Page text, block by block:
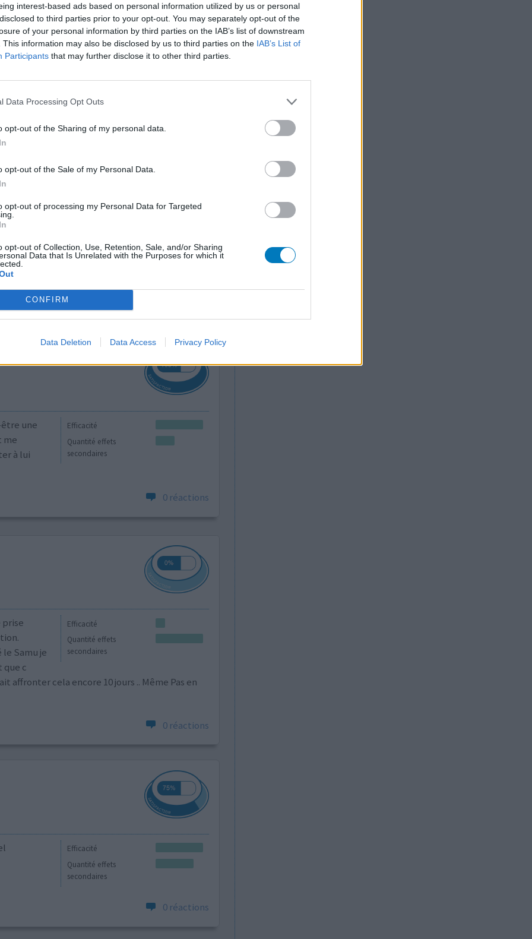
interest-based ads based on personal information utilized by us or personal
to third parties prior to your opt-out. You may separately opt-out of the
of your personal information by third parties on the IAB’s list of downstream
This information may also be disclosed by us to third parties on the IAB’s List of
Participants that may further disclose it to other third parties.
Data Processing Opt Outs
opt-out of the Sharing of my personal data.
opt-out of the Sale of my Personal Data.
opt-out of processing my Personal Data for Targeted
opt-out of Collection, Use, Retention, Sale, and/or Sharing
Data that Is Unrelated with the Purposes for which it
CONFIRM
Data Deletion Data Access Privacy Policy
Efficacité
Efficacité
Quantité effets
Efficacité
Quantité effets
secondaires
une
me
à lui
0 réactions
Efficacité
Quantité effets
secondaires
prise
Samu je
que c
cela encore 10 jours .. Même Pas en
0 réactions
Efficacité
Quantité effets
secondaires
0 réactions